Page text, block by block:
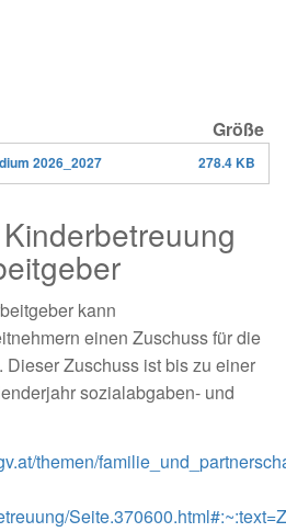
2026_2027 278.4 KB
kann
einen Zuschuss für die
Zuschuss ist bis zu einer
sozialabgaben- und
themen/